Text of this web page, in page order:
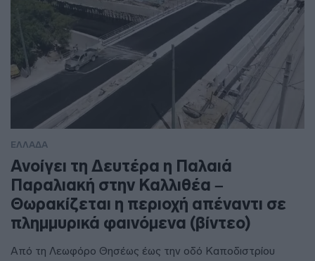
ΕΛΛΑΔΑ
Ανοίγει τη Δευτέρα η Παλαιά
Παραλιακή στην Καλλιθέα –
Θωρακίζεται η περιοχή απέναντι σε
πλημμυρικά φαινόμενα (βίντεο)
Από τη Λεωφόρο Θησέως έως την οδό Καποδιστρίου